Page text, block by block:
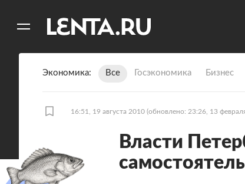
Экономика Все Госэкономика Бизнес
16:51, 19 августа 2010 (обновлено: 23:26, 13
Власти